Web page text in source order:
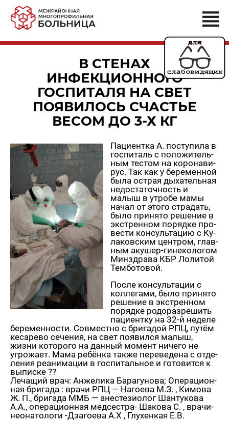
В СТЕНАХ
ИНФЕКЦИОННОГО
ГОСПИТАЛЯ НА СВЕТ
ПОЯВИЛОСЬ СЧАСТЬЕ
ВЕСОМ ДО 3-Х КГ
Па­ци­ент­ка А. по­сту­пи­ла в
гос­пи­таль с по­ло­жи­тель­
ным те­стом на ко­ро­на­ви­
рус. Так как у бе­ре­мен­ной
была ост­рая ды­ха­тель­ная
недо­ста­точ­ность и
малыш в утро­бе мамы
начал от этого стра­дать,
было при­ня­то ре­ше­ние в
экс­трен­ном по­ряд­ке про­
ве­сти кон­суль­та­цию с Ку­
ла­ков­ским цен­тром, глав­
ным аку­шер-ги­не­ко­ло­гом
Мин­здра­ва КБР Ло­ли­той
Тем­б­о­то­вой.
После кон­суль­та­ции с
кол­ле­га­ми, было при­ня­то
ре­ше­ние в экс­трен­ном
по­ряд­ке ро­до­раз­ре­шить
па­ци­ент­ку на 32-й неде­ле
бе­ре­мен­но­сти. Сов­мест­но с бри­га­дой РПЦ, путём
ке­са­ре­во се­че­ния, на свет по­явил­ся малыш,
жизни ко­то­ро­го на дан­ный мо­мент ни­че­го не
угро­жа­ет. Мама ре­бён­ка также пе­ре­ве­де­на с от­де­
ле­ния ре­ани­ма­ции в гос­пи­таль­ное и го­то­вит­ся к
вы­пис­ке ??
Ле­ча­щий врач: Ан­же­ли­ка Ба­ра­гу­но­ва; Опе­ра­ци­он­
ная бри­га­да : врачи РПЦ — На­го­е­ва М.З. , Ки­мо­ва
Ж. П., бри­га­да ММБ — ане­сте­зио­лог Шан­ту­ко­ва
А.А., опе­ра­ци­он­ная мед­сест­ра- Ша­ко­ва С. , вра­чи-
нео­на­то­ло­ги -Дза­го­е­ва А.Х , Глу­хен­кая Е.В.